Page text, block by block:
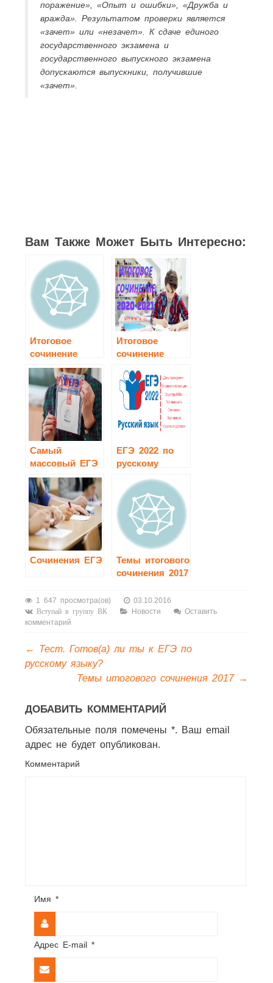
поражение», «Опыт и ошибки», «Дружба и
вражда». Результатом проверки является
«зачет» или «незачет». К сдаче единого
государственного экзамена и
государственного выпускного экзамена
допускаются выпускники, получившие
«зачет».
Вам Также Может Быть Интересно:
Итоговое
сочинение
ЕГЭ-2017
Итоговое
сочинение
Самый
массовый ЕГЭ
по русскому
языку сдадут
674 тыс.
выпускников
ЕГЭ 2022 по
русскому
Сочинения ЕГЭ
Темы итогового
сочинения 2017
1 647 просмотра(ов) 03.10.2016
Вступай в группу ВК Новости
Оставить
комментарий
←
Тест. Готов(а) ли ты к ЕГЭ по
русскому языку?
Темы итогового сочинения 2017 →
ДОБАВИТЬ КОММЕНТАРИЙ
Обязательные поля помечены *. Ваш email
адрес не будет опубликован.
Комментарий
Имя *
Адрес E-mail *